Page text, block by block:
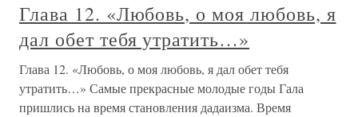
Глава 12. «Любовь, о моя любовь, я
дал обет тебя утратить…»
Глава 12. «Любовь, о моя любовь, я дал обет тебя
утратить…» Самые прекрасные молодые годы Гала
пришлись на время становления дадаизма. Время